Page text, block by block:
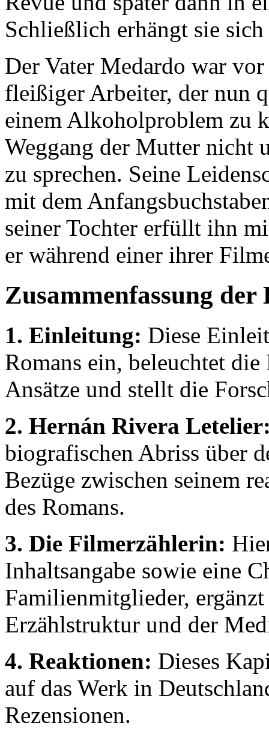
Schließlich erhängt sie
Der Vater Medardo war
fleißiger Arbeiter, der nun
einem Alkoholproblem zu
Weggang der Mutter nicht
zu sprechen. Seine
mit dem
seiner Tochter erfüllt ihn
er während einer ihrer
Zusammenfassung der
1. Einleitung: Diese
Romans ein, beleuchtet
Ansätze und stellt die
2. Hernán Rivera
biografischen Abriss über
Bezüge zwischen seinem
des Romans.
3. Die Filmerzählerin:
Inhaltsangabe sowie eine
Familienmitglieder,
Erzählstruktur und der
4. Reaktionen: Dieses
auf das Werk in
Rezensionen.